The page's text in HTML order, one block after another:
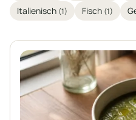
Italienisch (1) Fisch (1)